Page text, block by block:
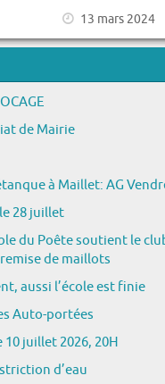
13 mars 2024
de Mairie
à Maillet: AG
28 juillet
du Poête soutient le
de maillots
aussi l’école est finie
Auto-portées
juillet 2026, 20H
d’eau